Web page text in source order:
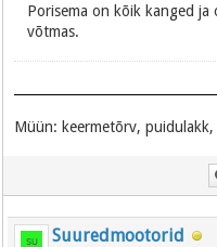
Porisema on kõik kanged
võtmas.
Müün: keermetõrv,
Suuredmootorid